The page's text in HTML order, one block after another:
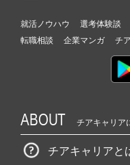
就活ノウハウ 選考体験談
転職相談
企業マンガ チ
ABOUT チアキャリア
チアキャリアと